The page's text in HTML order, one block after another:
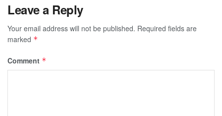
Leave a Reply
Your email address will not be published. Required fields are
marked *
Comment *